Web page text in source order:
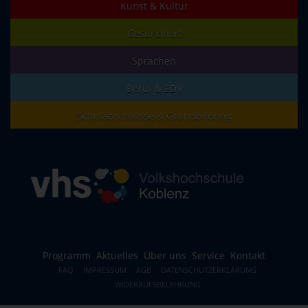
Kunst & Kultur
Gesundheit
Sprachen
Beruf & EDV
Schulabschlüsse & Grundbildung
Programm Aktuelles Über uns Service Kontakt
FAQ IMPRESSUM AGB
DATENSCHUTZERKLÄRUNG
WIDERRUFSBELEHRUNG